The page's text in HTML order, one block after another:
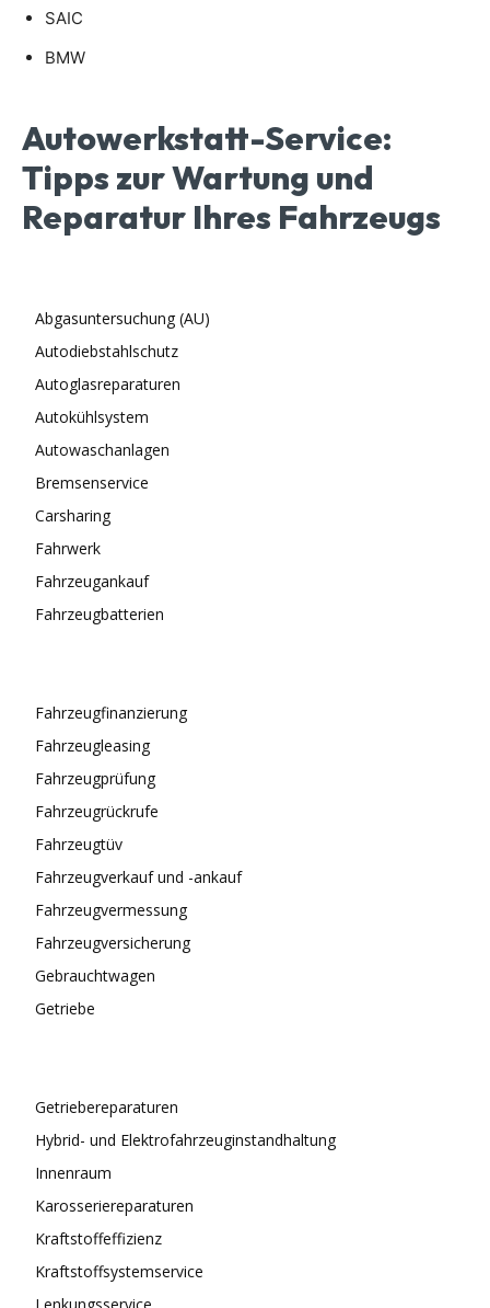
SAIC
BMW
Autowerkstatt-Service:
Tipps zur Wartung und
Reparatur Ihres Fahrzeugs
Abgasuntersuchung (AU)
Autodiebstahlschutz
Autoglasreparaturen
Autokühlsystem
Autowaschanlagen
Bremsenservice
Carsharing
Fahrwerk
Fahrzeugankauf
Fahrzeugbatterien
Fahrzeugfinanzierung
Fahrzeugleasing
Fahrzeugprüfung
Fahrzeugrückrufe
Fahrzeugtüv
Fahrzeugverkauf und -ankauf
Fahrzeugvermessung
Fahrzeugversicherung
Gebrauchtwagen
Getriebe
Getriebereparaturen
Hybrid- und Elektrofahrzeuginstandhaltung
Innenraum
Karosseriereparaturen
Kraftstoffeffizienz
Kraftstoffsystemservice